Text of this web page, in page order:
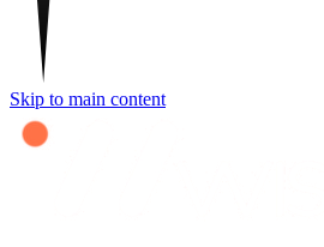
Skip to main content